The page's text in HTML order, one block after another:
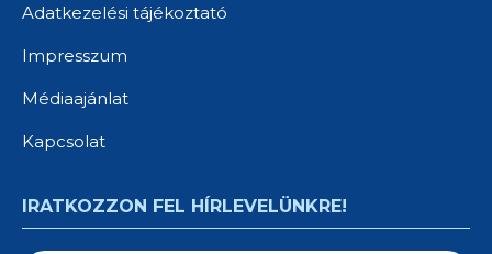
Adatkezelési tájékoztató
Impresszum
Médiaajánlat
Kapcsolat
IRATKOZZON FEL HÍRLEVELÜNKRE!